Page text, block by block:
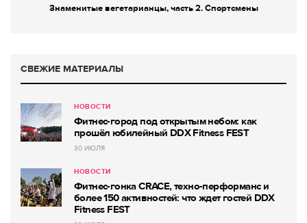
Знаменитые вегетарианцы, часть 2. Спортсмены
СВЕЖИЕ МАТЕРИАЛЫ
НОВОСТИ
Фитнес-город под открытым небом: как
прошёл юбилейный DDX Fitness FEST
30 ИЮЛЯ
НОВОСТИ
Фитнес-гонка CRACE, техно-перформанс и
более 150 активностей: что ждет гостей DDX
Fitness FEST